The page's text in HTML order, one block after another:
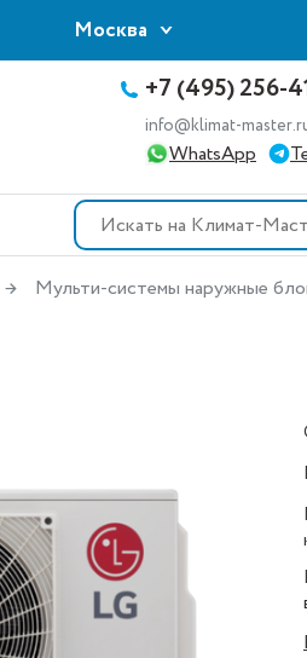
Москва
+7 (495) 256-
info@klimat-
WhatsApp
Мульти-системы наружные